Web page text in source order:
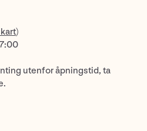
)
utenfor åpningstid, ta